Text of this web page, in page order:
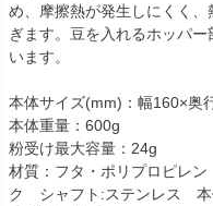
め、摩擦熱が発生しにくく
ぎます。豆を入れるホッパ
います。
本体サイズ(mm)：幅160×奥
本体重量：600g
粉受け最大容量：24g
材質：フタ・ポリプロピレ
ク シャフト:ステンレス 本